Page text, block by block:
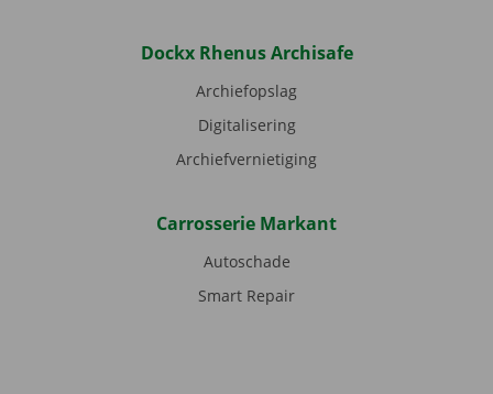
Dockx Rhenus Archisafe
Archiefopslag
Digitalisering
Archiefvernietiging
Carrosserie Markant
Autoschade
Smart Repair